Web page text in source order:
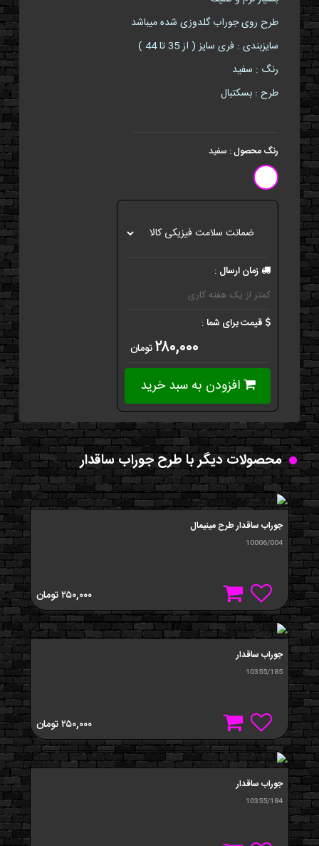
طرح روی جوراب گلدوزی شده میباشد
سایزبندی : فری سایز ( از 35 تا 44 )
رنگ : سفید
طرح : بسکتبال
رنگ محصول: سفید
زمان ارسال :
کمتر از یک هفته کاری
قیمت برای شما:
۲۸۰,۰۰۰تومان
افزودن به سبد خرید
محصولات دیگر با طرح جوراب ساقدار
جوراب ساقدار طرح مینیمال
10006/004
۲۵۰,۰۰۰تومان
جوراب ساقدار
10355/185
۲۵۰,۰۰۰تومان
جوراب ساقدار
10355/184